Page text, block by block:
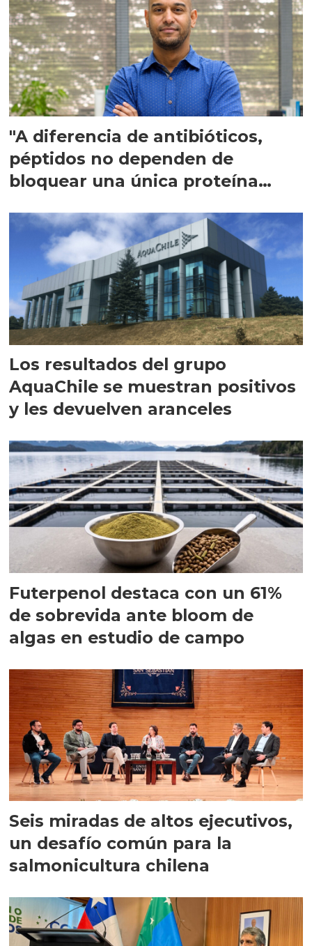
"A diferencia de antibióticos,
péptidos no dependen de
bloquear una única proteína
Los resultados del grupo
AquaChile se muestran positivos
y les devuelven aranceles
Futerpenol destaca con un 61%
de sobrevida ante bloom de
algas en estudio de campo
Seis miradas de altos ejecutivos,
un desafío común para la
salmonicultura chilena